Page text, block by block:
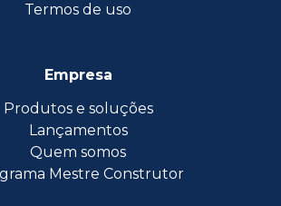
Termos de uso
Empresa
Produtos e soluções
Lançamentos
Quem somos
Mestre Construtor